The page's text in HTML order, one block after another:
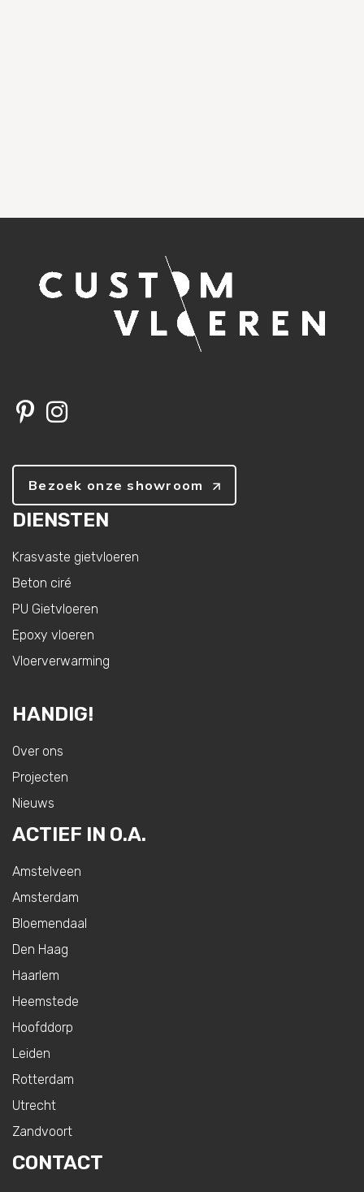
Bezoek onze showroom
DIENSTEN
Krasvaste gietvloeren
Beton ciré
PU Gietvloeren
Epoxy vloeren
Vloerverwarming
HANDIG!
Over ons
Projecten
Nieuws
ACTIEF IN O.A.
Amstelveen
Amsterdam
Bloemendaal
Den Haag
Haarlem
Heemstede
Hoofddorp
Leiden
Rotterdam
Utrecht
Zandvoort
CONTACT